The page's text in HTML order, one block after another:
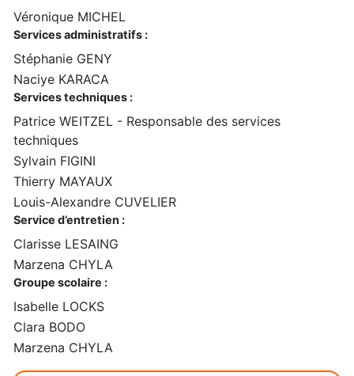
Véronique MICHEL
Services administratifs :
Stéphanie GENY
Naciye KARACA
Services techniques :
Patrice WEITZEL - Responsable des services
techniques
Sylvain FIGINI
Thierry MAYAUX
Louis-Alexandre CUVELIER
Service d’entretien :
Clarisse LESAING
Marzena CHYLA
Groupe scolaire :
Isabelle LOCKS
Clara BODO
Marzena CHYLA